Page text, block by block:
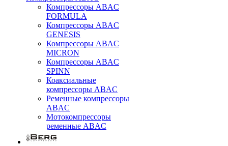
Компрессоры ABAC
FORMULA
Компрессоры ABAC
GENESIS
Компрессоры ABAC
MICRON
Компрессоры ABAC
SPINN
Коаксиальные
компрессоры ABAC
Ременные компрессоры
ABAC
Мотокомпрессоры
ременные ABAC